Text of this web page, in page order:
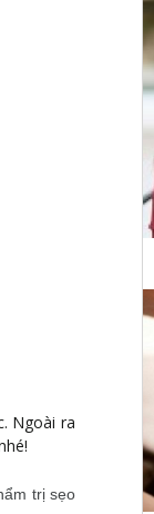
Ngoài ra
trị sẹo